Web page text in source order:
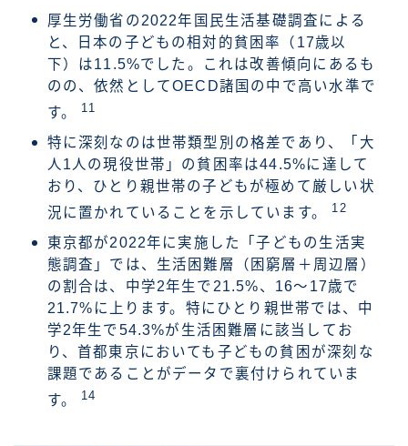
厚生労働省の2022年国民生活基礎調査による
と、日本の子どもの相対的貧困率（17歳以
下）は11.5%でした。これは改善傾向にあるも
のの、依然としてOECD諸国の中で高い水準で
す。
11
特に深刻なのは世帯類型別の格差であり、「大
人1人の現役世帯」の貧困率は44.5%に達して
おり、ひとり親世帯の子どもが極めて厳しい状
況に置かれていることを示しています。
12
東京都が2022年に実施した「子どもの生活実
態調査」では、生活困難層（困窮層＋周辺層）
の割合は、中学2年生で21.5%、16～17歳で
21.7%に上ります。特にひとり親世帯では、中
学2年生で54.3%が生活困難層に該当してお
り、首都東京においても子どもの貧困が深刻な
課題であることがデータで裏付けられていま
す。
14